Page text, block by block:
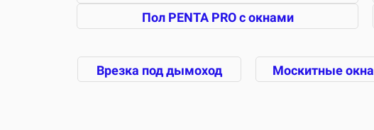
Пол PENTA PRO с окнами
Врезка под дымоход Москитные окна